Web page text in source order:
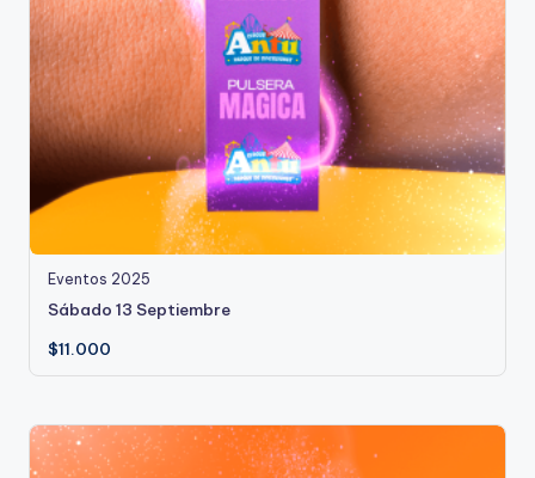
Eventos 2025
Sábado 13 Septiembre
$11.000